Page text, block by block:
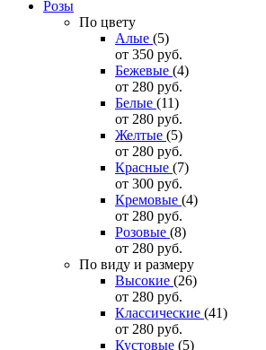
Розы
По цвету
Алые (5)
от 350 руб.
Бежевые (4)
от 280 руб.
Белые (11)
от 280 руб.
Желтые (5)
от 280 руб.
Красные (7)
от 300 руб.
Кремовые (4)
от 280 руб.
Розовые (8)
от 280 руб.
По виду и размеру
Высокие (26)
от 280 руб.
Классические (41)
от 280 руб.
Кустовые (5)